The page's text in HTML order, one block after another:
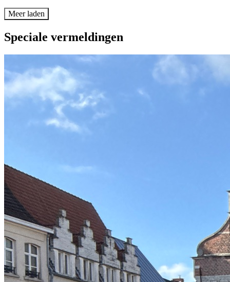
Meer laden
Speciale vermeldingen